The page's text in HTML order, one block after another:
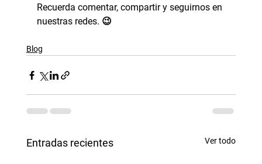
Recuerda comentar, compartir y seguirnos en
nuestras redes. 😉
Blog
Entradas recientes Ver todo